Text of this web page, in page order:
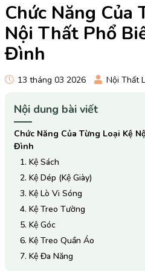
Chức Năng Của
Nội Thất Phổ
Đình
13 tháng 03 2026 Nội Thất
Nội dung bài viết
Chức Năng Của Từng Loại Kệ
Đình
1. Kệ Sách
2. Kệ Dép (Kệ Giày)
3. Kệ Lò Vi Sóng
4. Kệ Treo Tường
5. Kệ Góc
6. Kệ Treo Quần Áo
7. Kệ Đa Năng